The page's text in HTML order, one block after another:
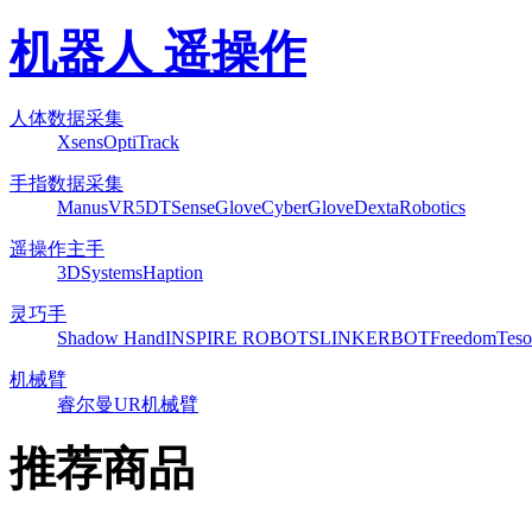
机器人 遥操作
人体数据采集
XsensOptiTrack
手指数据采集
ManusVR5DTSenseGloveCyberGloveDextaRobotics
遥操作主手
3DSystemsHaption
灵巧手
Shadow HandINSPIRE ROBOTSLINKERBOTFreedom
机械臂
睿尔曼UR机械臂
推荐商品